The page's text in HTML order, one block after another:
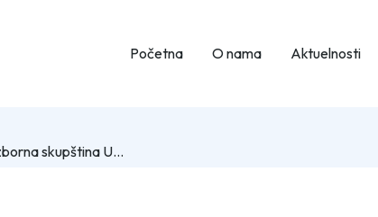
Početna O nama Aktuelnosti
XXII redovna izborna skupština UPFBiH